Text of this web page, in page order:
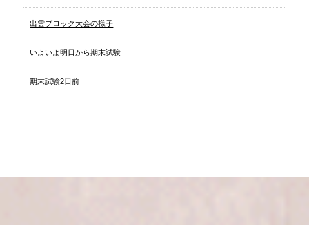
出雲ブロック大会の様子
いよいよ明日から期末試験
期末試験2日前